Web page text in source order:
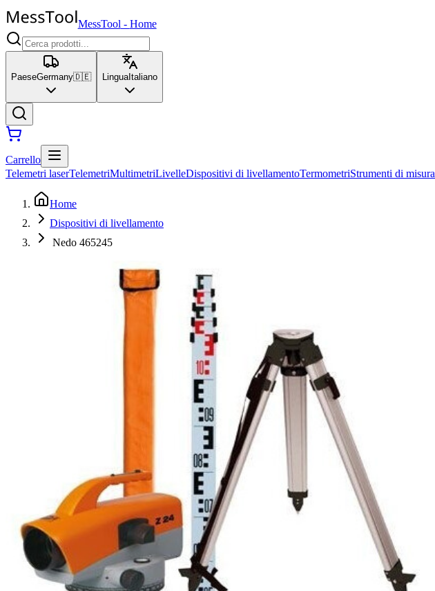
MessTool - Home
PaeseGermany🇩🇪 LinguaItaliano
Carrello
Telemetri laserTelemetriMultimetriLivelleDispositivi di livellamentoTermometriStrumenti di misura
Home
Dispositivi di livellamento
Nedo 465245